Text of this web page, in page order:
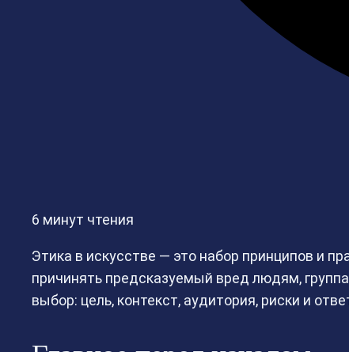
6 минут чтения
Этика в искусстве — это набор принципов и
причинять предсказуемый вред людям,
выбор: цель, контекст, аудитория, риски и